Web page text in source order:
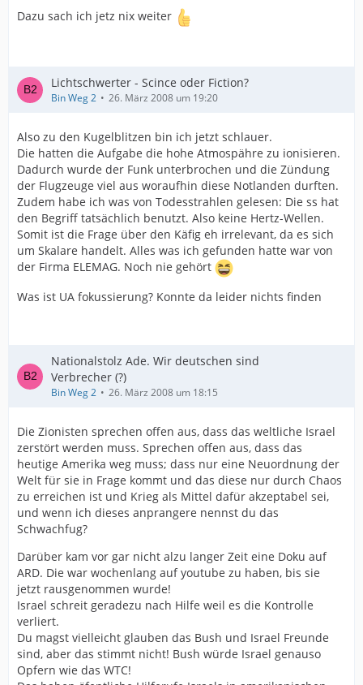
Dazu sach ich jetz nix weiter
Lichtschwerter - Scince oder Fiction?
Bin Weg 2 26. März 2008 um 19:20
Also zu den Kugelblitzen bin ich jetzt schlauer.
Die hatten die Aufgabe die hohe Atmospähre zu ionisieren.
Dadurch wurde der Funk unterbrochen und die Zündung
der Flugzeuge viel aus woraufhin diese Notlanden durften.
Zudem habe ich was von Todesstrahlen gelesen: Die ss hat
den Begriff tatsächlich benutzt. Also keine Hertz-Wellen.
Somit ist die Frage über den Käfig eh irrelevant, da es sich
um Skalare handelt. Alles was ich gefunden hatte war von
der Firma ELEMAG. Noch nie gehört
Was ist UA fokussierung? Konnte da leider nichts finden
Nationalstolz Ade. Wir deutschen sind
Verbrecher (?)
Bin Weg 2 26. März 2008 um 18:15
Die Zionisten sprechen offen aus, dass das weltliche Israel
zerstört werden muss. Sprechen offen aus, dass das
heutige Amerika weg muss; dass nur eine Neuordnung der
Welt für sie in Frage kommt und das diese nur durch Chaos
zu erreichen ist und Krieg als Mittel dafür akzeptabel sei,
und wenn ich dieses anprangere nennst du das
Schwachfug?
Darüber kam vor gar nicht alzu langer Zeit eine Doku auf
ARD. Die war wochenlang auf youtube zu haben, bis sie
jetzt rausgenommen wurde!
Israel schreit geradezu nach Hilfe weil es die Kontrolle
verliert.
Du magst vielleicht glauben das Bush und Israel Freunde
sind, aber das stimmt nicht! Bush würde Israel genauso
Opfern wie das WTC!